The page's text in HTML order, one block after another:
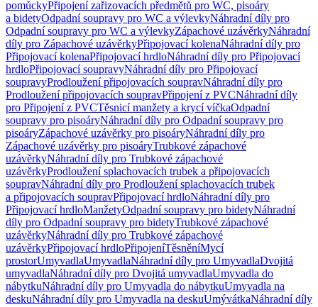
pomůckyPřipojení zařizovacích předmětů pro WC, pisoáry
a bidetyOdpadní soupravy pro WC a výlevkyNáhradní díly pro
Odpadní soupravy pro WC a výlevkyZápachové uzávěrkyNáhradní
díly pro Zápachové uzávěrkyPřipojovací kolenaNáhradní díly pro
Připojovací kolenaPřipojovací hrdloNáhradní díly pro Připojovací
hrdloPřipojovací soupravyNáhradní díly pro Připojovací
soupravyProdloužení připojovacích soupravNáhradní díly pro
Prodloužení připojovacích soupravPřipojení z PVCNáhradní díly
pro Připojení z PVCTěsnicí manžety a krycí víčkaOdpadní
soupravy pro pisoáryNáhradní díly pro Odpadní soupravy pro
pisoáryZápachové uzávěrky pro pisoáryNáhradní díly pro
Zápachové uzávěrky pro pisoáryTrubkové zápachové
uzávěrkyNáhradní díly pro Trubkové zápachové
uzávěrkyProdloužení splachovacích trubek a připojovacích
soupravNáhradní díly pro Prodloužení splachovacích trubek
a připojovacích soupravPřipojovací hrdloNáhradní díly pro
Připojovací hrdloManžetyOdpadní soupravy pro bidetyNáhradní
díly pro Odpadní soupravy pro bidetyTrubkové zápachové
uzávěrkyNáhradní díly pro Trubkové zápachové
uzávěrkyPřipojovací hrdloPřipojeníTěsněníMycí
prostorUmyvadlaUmyvadlaNáhradní díly pro UmyvadlaDvojitá
umyvadlaNáhradní díly pro Dvojitá umyvadlaUmyvadla do
nábytkuNáhradní díly pro Umyvadla do nábytkuUmyvadla na
deskuNáhradní díly pro Umyvadla na deskuUmývátkaNáhradní díly